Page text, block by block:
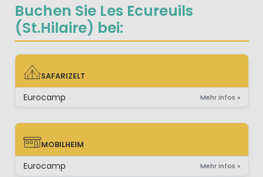
Buchen Sie Les Ecureuils
(St.Hilaire) bei:
SAFARIZELT
SAFARIZELT
Eurocamp Mehr Infos »
MOBILHEIM
MOBILHEIM
Eurocamp Mehr Infos »